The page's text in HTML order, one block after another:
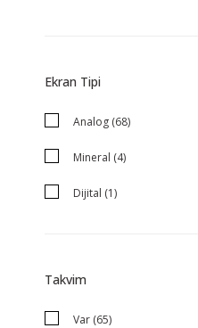
Ekran Tipi
Analog (68)
Mineral (4)
Dijital (1)
Takvim
Var (65)